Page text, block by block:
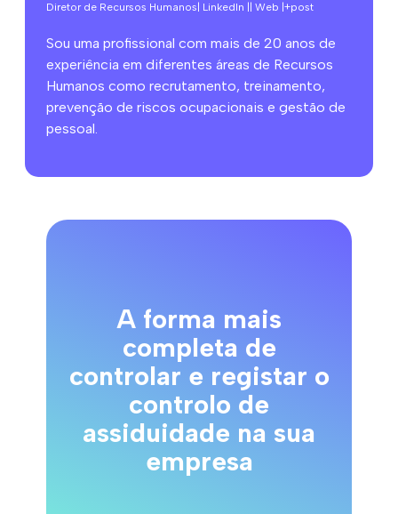
Diretor de Recursos Humanos | LinkedIn | | Web | +post
Sou uma profissional com mais de 20 anos de
experiência em diferentes áreas de Recursos
Humanos como recrutamento, treinamento,
prevenção de riscos ocupacionais e gestão de
pessoal.
A forma mais
completa de
controlar e registar o
controlo de
assiduidade na sua
empresa